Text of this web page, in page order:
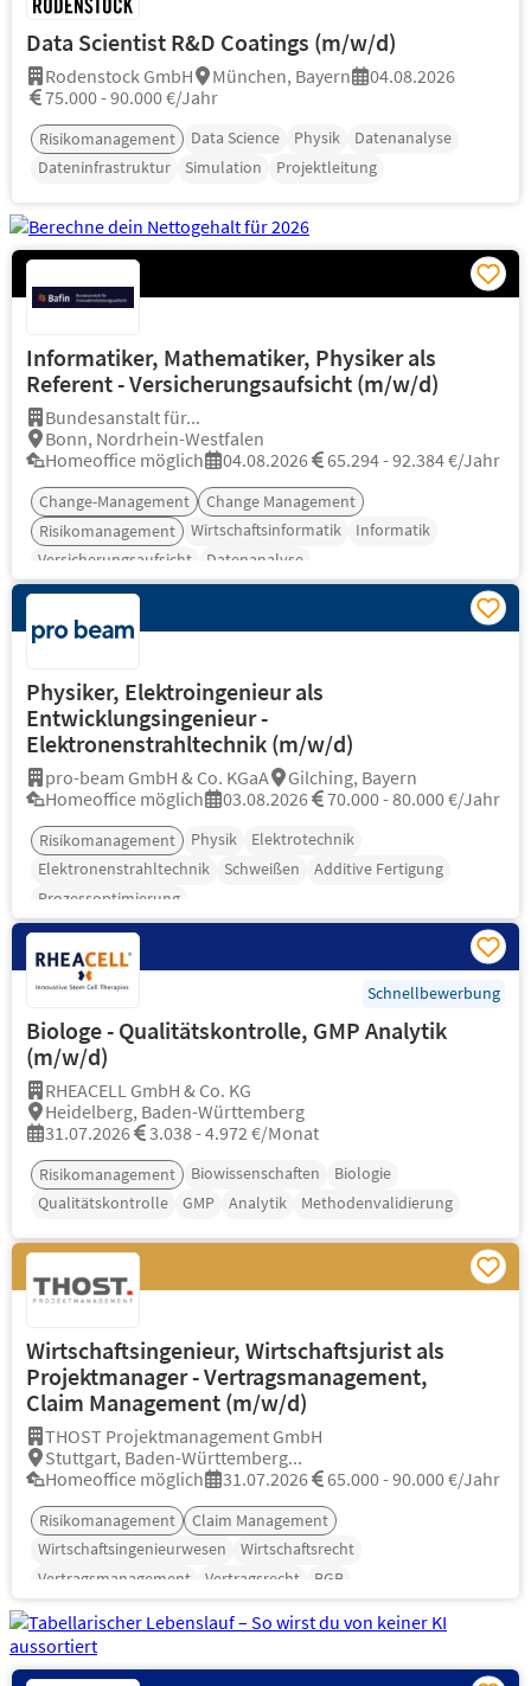
Data Scientist R&D Coatings (m/w/d)
Rodenstock GmbH München, Bayern
04.08.2026
75.000 - 90.000 €/Jahr
Risikomanagement Data Science Physik
Datenanalyse
Dateninfrastruktur
Simulation Projektleitung
Informatiker, Mathematiker, Physiker als
Referent - Versicherungsaufsicht (m/w/d)
Bundesanstalt für...
Bonn, Nordrhein-Westfalen
Homeoffice möglich
04.08.2026 65.294 - 92.384 €/Jahr
Change-Management
Change Management
Risikomanagement
Wirtschaftsinformatik
Informatik
Versicherungsaufsicht
Datenanalyse
Physiker, Elektroingenieur als
Entwicklungsingenieur -
Elektronenstrahltechnik (m/w/d)
pro-beam GmbH & Co. KGaA
Gilching, Bayern
Homeoffice möglich
03.08.2026 70.000 - 80.000 €/Jahr
Risikomanagement Physik
Elektrotechnik
Elektronenstrahltechnik
Schweißen
Additive Fertigung
Prozessoptimierung
Schnellbewerbung
Biologe - Qualitätskontrolle, GMP Analytik
(m/w/d)
RHEACELL GmbH & Co. KG
Heidelberg, Baden-Württemberg
31.07.2026
3.038 - 4.972 €/Monat
Risikomanagement Biowissenschaften
Biologie
Qualitätskontrolle
GMP Analytik Methodenvalidierung
Wirtschaftsingenieur, Wirtschaftsjurist als
Projektmanager - Vertragsmanagement,
Claim Management (m/w/d)
THOST Projektmanagement GmbH
Stuttgart, Baden-Württemberg...
Homeoffice möglich
31.07.2026 65.000 - 90.000 €/Jahr
Risikomanagement
Claim Management
Wirtschaftsingenieurwesen
Wirtschaftsrecht
Vertragsmanagement
Vertragsrecht BGB